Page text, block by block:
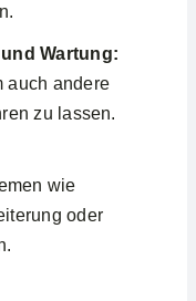
Wartung:
auch andere
zu lassen.
wie
oder